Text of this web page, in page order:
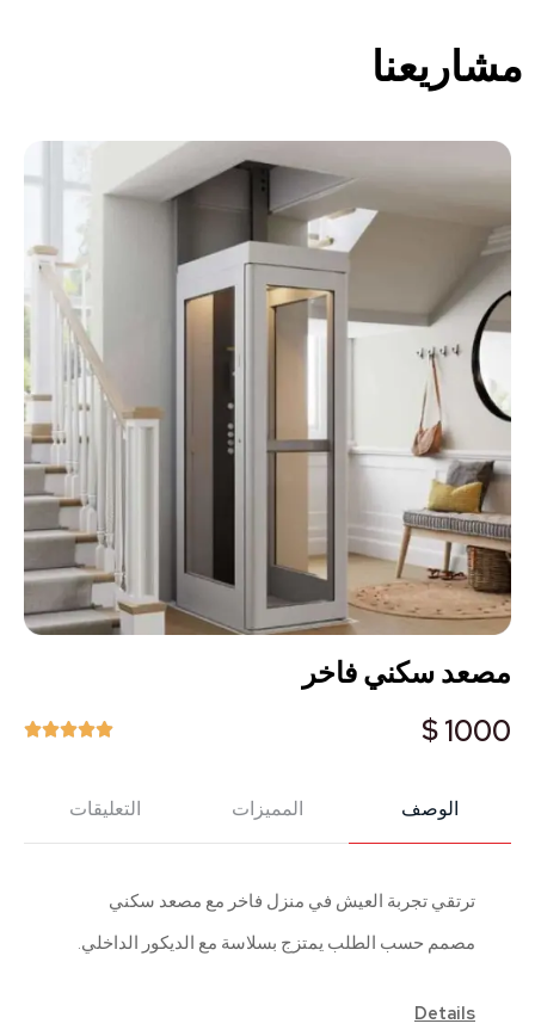
مشاريعنا
مصعد سكني فاخر
1000 $





الوصف المميزات التعليقات
ترتقي تجربة العيش في منزل فاخر مع مصعد سكني
مصمم حسب الطلب يمتزج بسلاسة مع الديكور الداخلي.
Details